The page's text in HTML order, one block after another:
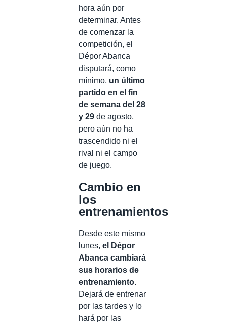
hora aún por
determinar. Antes
de comenzar la
competición, el
Dépor Abanca
disputará, como
mínimo, un último
partido en el fin
de semana del 28
y 29 de agosto,
pero aún no ha
trascendido ni el
rival ni el campo
de juego.
Cambio en
los
entrenamientos
Desde este mismo
lunes, el Dépor
Abanca cambiará
sus horarios de
entrenamiento.
Dejará de entrenar
por las tardes y lo
hará por las